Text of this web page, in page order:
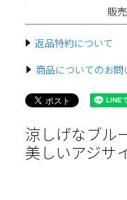
販
返品特約について
商品についてのお問
涼しげなブル
美しいアジサ